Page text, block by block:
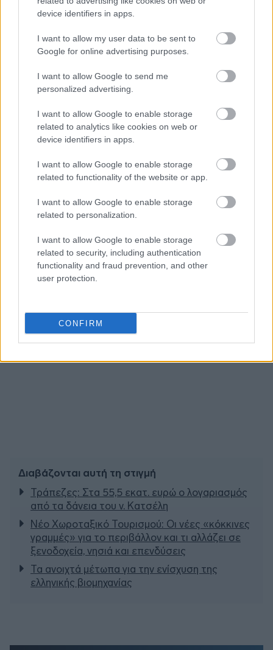
device identifiers in apps.
I want to allow my user data to be sent to
Google for online advertising purposes.
I want to allow Google to send me
personalized advertising.
I want to allow Google to enable storage
related to analytics like cookies on web or
device identifiers in apps.
I want to allow Google to enable storage
related to functionality of the website or app.
I want to allow Google to enable storage
related to personalization.
I want to allow Google to enable storage
related to security, including authentication
functionality and fraud prevention, and other
user protection.
CONFIRM
Πηγή: ΑΠΕ - ΜΠΕ
Ακολουθήστε τοinsider.gr στο Google News
Διαβάζονται αυτή τη στιγμή
Τράπεζες: Στα 55,5 εκατ. ευρώ ο λογαριασμός
από τα δάνεια του ν. Κατσέλη
Νέο Χωροταξικό Τουρισμού: Οι νέες «κόκκινες
γραμμές» για το περιβάλλον και τι αλλάζει σε
ξενοδοχεία, νησιά και επενδύσεις
Τα ανοιχτά μέτωπα για την ενίσχυση της
ελληνικής βιομηχανίας